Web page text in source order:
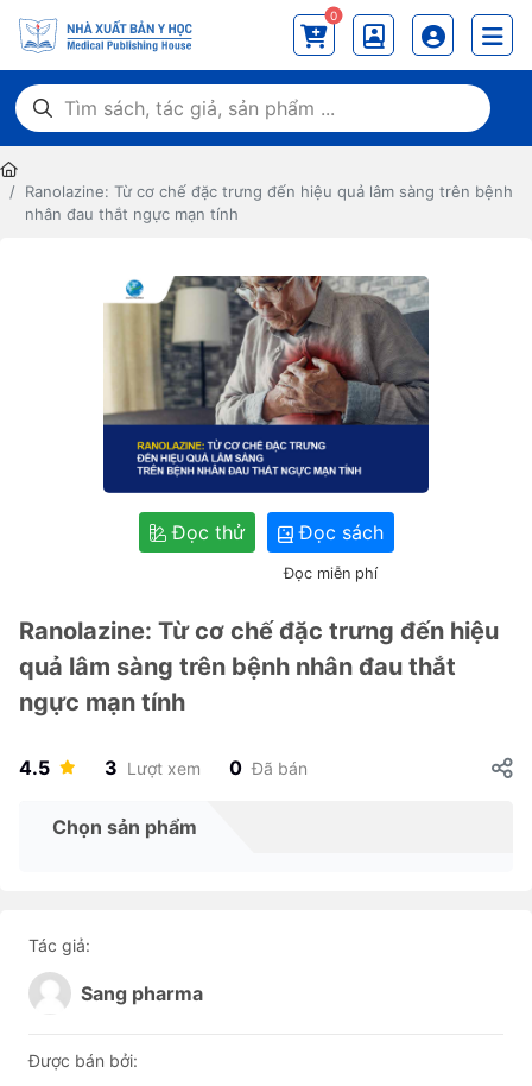
0
Ranolazine: Từ cơ chế đặc trưng đến hiệu quả lâm sàng trên bệnh
nhân đau thắt ngực mạn tính
Đọc thử Đọc sách
Đọc miễn phí
Ranolazine: Từ cơ chế đặc trưng đến hiệu
quả lâm sàng trên bệnh nhân đau thắt
ngực mạn tính
4.5 3 Lượt xem 0 Đã bán
Chọn sản phẩm
Tác giả:
Sang pharma
Được bán bởi: